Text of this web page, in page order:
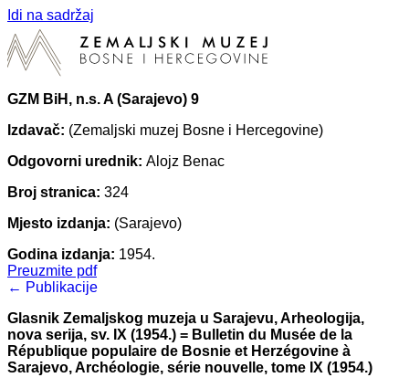
Idi na sadržaj
GZM BiH, n.s. A (Sarajevo) 9
Izdavač: (Zemaljski muzej Bosne i Hercegovine)
Odgovorni urednik: Alojz Benac
Broj stranica: 324
Mjesto izdanja: (Sarajevo)
Godina izdanja: 1954.
Preuzmite pdf
← Publikacije
Glasnik Zemaljskog muzeja u Sarajevu, Arheologija,
nova serija, sv. IX (1954.) = Bulletin du Musée de la
République populaire de Bosnie et Herzégovine à
Sarajevo, Archéologie, série nouvelle, tome IX (1954.)